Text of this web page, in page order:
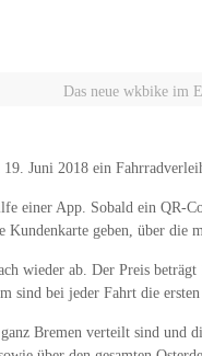
Das neue wkbike im
Juni 2018 ein
einer App. Sobald ein QR-
geben, über die
wieder ab. Der Preis
sind bei jeder Fahrt die
Bremen verteilt sind